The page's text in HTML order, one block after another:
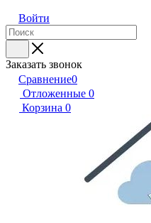
Войти
Заказать звонок
Сравнение0
Отложенные 0
Корзина 0